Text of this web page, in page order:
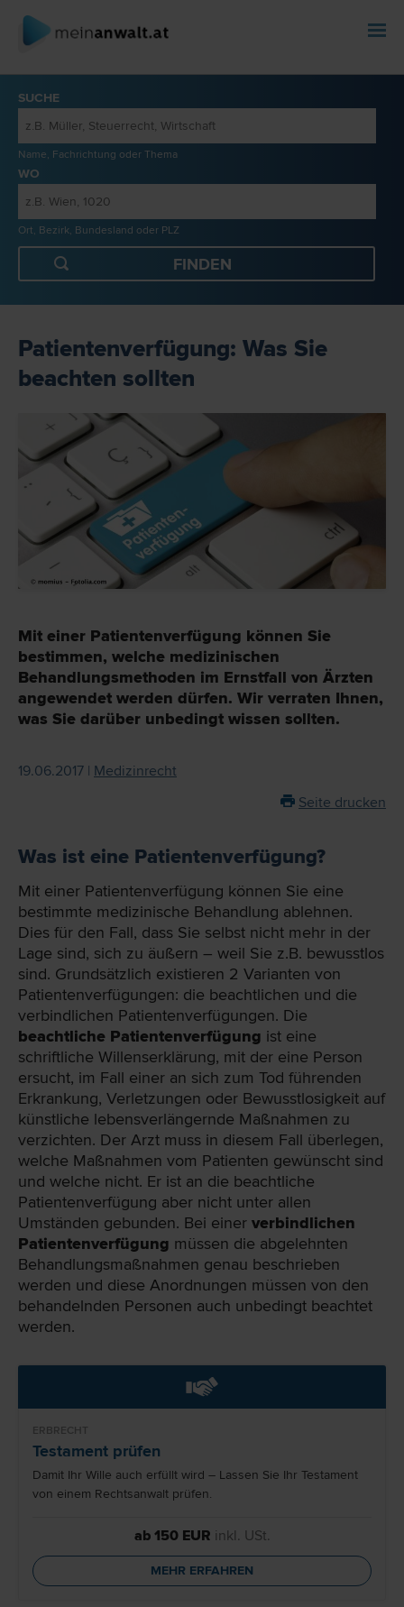
SUCHE
Name, Fachrichtung oder Thema
WO
Ort, Bezirk, Bundesland oder PLZ
Patientenverfügung: Was Sie
beachten sollten
Mit einer Patientenverfügung können Sie
bestimmen, welche medizinischen
Behandlungsmethoden im Ernstfall von Ärzten
angewendet werden dürfen. Wir verraten Ihnen,
was Sie darüber unbedingt wissen sollten.
19.06.2017 | Medizinrecht
Seite drucken
Was ist eine Patientenverfügung?
Mit einer Patientenverfügung können Sie eine
bestimmte medizinische Behandlung ablehnen.
Dies für den Fall, dass Sie selbst nicht mehr in der
Lage sind, sich zu äußern – weil Sie z.B. bewusstlos
sind. Grundsätzlich existieren 2 Varianten von
Patientenverfügungen: die beachtlichen und die
verbindlichen Patientenverfügungen. Die
beachtliche Patientenverfügung ist eine
schriftliche Willenserklärung, mit der eine Person
ersucht, im Fall einer an sich zum Tod führenden
Erkrankung, Verletzungen oder Bewusstlosigkeit auf
künstliche lebensverlängernde Maßnahmen zu
verzichten. Der Arzt muss in diesem Fall überlegen,
welche Maßnahmen vom Patienten gewünscht sind
und welche nicht. Er ist an die beachtliche
Patientenverfügung aber nicht unter allen
Umständen gebunden. Bei einer verbindlichen
Patientenverfügung müssen die abgelehnten
Behandlungsmaßnahmen genau beschrieben
werden und diese Anordnungen müssen von den
behandelnden Personen auch unbedingt beachtet
werden.
ERBRECHT
Testament prüfen
Damit Ihr Wille auch erfüllt wird – Lassen Sie Ihr Testament
von einem Rechtsanwalt prüfen.
ab 150 EUR inkl. USt.
MEHR ERFAHREN